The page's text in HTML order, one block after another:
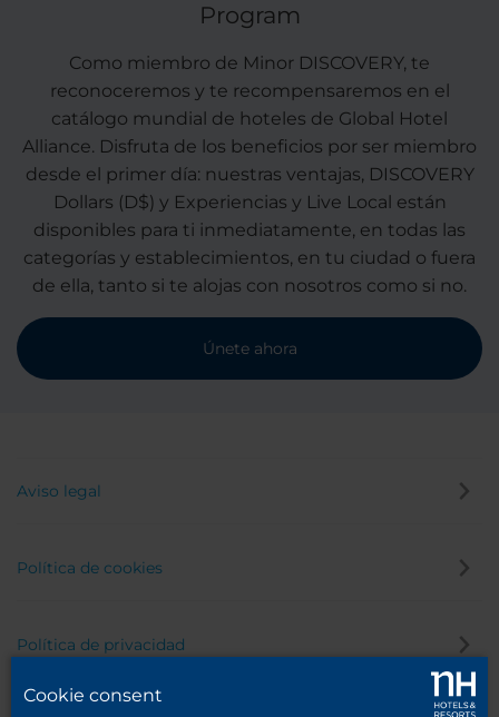
Program
Como miembro de Minor DISCOVERY, te
reconoceremos y te recompensaremos en el
catálogo mundial de hoteles de Global Hotel
Alliance. Disfruta de los beneficios por ser miembro
desde el primer día: nuestras ventajas, DISCOVERY
Dollars (D$) y Experiencias y Live Local están
disponibles para ti inmediatamente, en todas las
categorías y establecimientos, en tu ciudad o fuera
de ella, tanto si te alojas con nosotros como si no.
Únete ahora
Aviso legal
Política de cookies
Política de privacidad
Cookie consent